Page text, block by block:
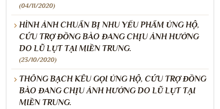
(04/11/2020)
HÌNH ẢNH CHUẨN BỊ NHU YẾU PHẨM ỦNG HỘ,
CỨU TRỢ ĐỒNG BÀO ĐANG CHỊU ẢNH HƯỞNG
DO LŨ LỤT TẠI MIỀN TRUNG.
(23/10/2020)
THÔNG BẠCH KÊU GỌI ỦNG HỘ, CỨU TRỢ ĐỒNG
BÀO ĐANG CHỊU ẢNH HƯỞNG DO LŨ LỤT TẠI
MIỀN TRUNG.